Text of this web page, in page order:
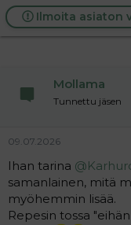
a
c
t
Ilmoita asiaton
Mollama
Tunnettu jäsen
09.07.2026
Ihan tarina
samanlainen, mitä
myöhemmin lisää.
Repesin tossa